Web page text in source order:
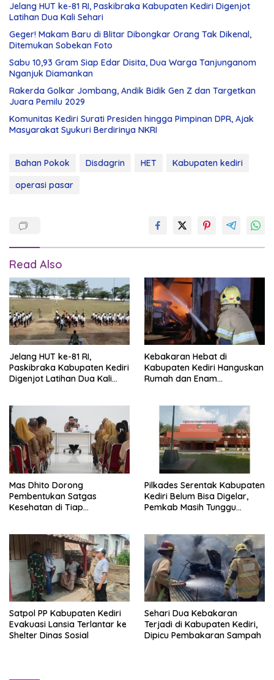
Jelang HUT ke-81 RI, Paskibraka Kabupaten Kediri Digenjot
Latihan Dua Kali Sehari
Geger! Makam Baru di Blitar Dibongkar Orang Tak Dikenal,
Ditemukan Sobekan Foto
Sabu 10,93 Gram Siap Edar Disita, Dua Warga Tanjunganom
Nganjuk Diamankan
Rakerda Golkar Jombang, Andik Bidik Gen Z dan Targetkan
Juara Pemilu 2029
Komunitas Kediri Surati Presiden hingga Pimpinan DPR, Ajak
Masyarakat Syukuri Berdirinya NKRI
Bahan Pokok Disdagrin HET
Kabupaten kediri
operasi pasar
Read Also
Jelang HUT ke-81 RI,
Paskibraka Kabupaten Kediri
Digenjot Latihan Dua Kali
Kebakaran Hebat di
Kabupaten Kediri Hanguskan
Rumah dan Enam
Dikerahkan
Mas Dhito Dorong
Pembentukan Satgas
Kesehatan di Tiap
Pilkades Serentak Kabupaten
Kediri Belum Bisa Digelar,
Pemkab Masih Tunggu
Satpol PP Kabupaten Kediri
Evakuasi Lansia Terlantar ke
Shelter Dinas Sosial
Sehari Dua Kebakaran
Terjadi di Kabupaten Kediri,
Dipicu Pembakaran Sampah